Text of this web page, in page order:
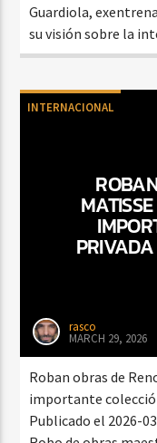
Guardiola,
su visión sobre la
INTERNACIONAL
rasco
MARCH 29, 2026
Roban obras de
importante
Publicado el 2026-